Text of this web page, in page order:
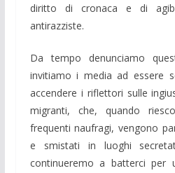
diritto di cronaca e di
antirazziste.
Da tempo denunciamo
invitiamo i media ad essere
accendere i riflettori sulle
migranti, che, quando
frequenti naufragi, vengono
e smistati in luoghi
continueremo a batterci per